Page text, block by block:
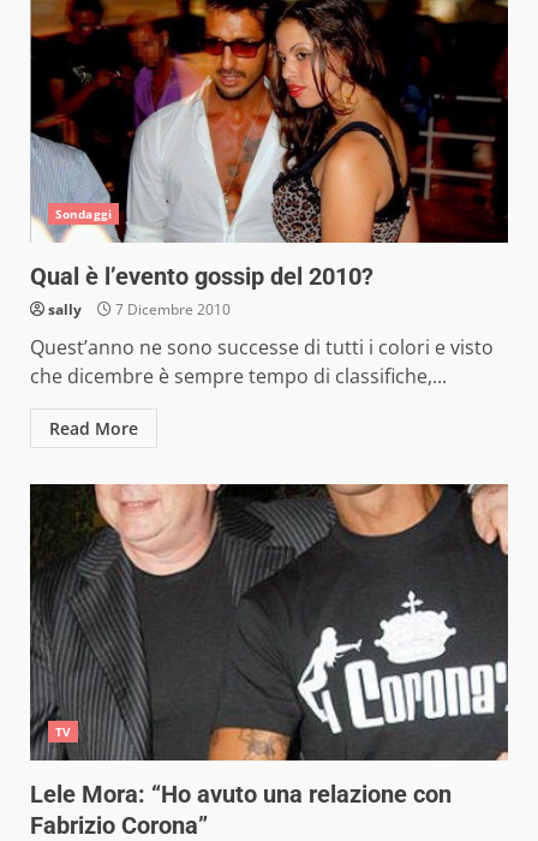
Sondaggi
Qual è l’evento gossip del 2010?
sally 7 Dicembre 2010
Quest’anno ne sono successe di tutti i colori e visto
che dicembre è sempre tempo di classifiche,...
Read More
TV
Lele Mora: “Ho avuto una relazione con
Fabrizio Corona”